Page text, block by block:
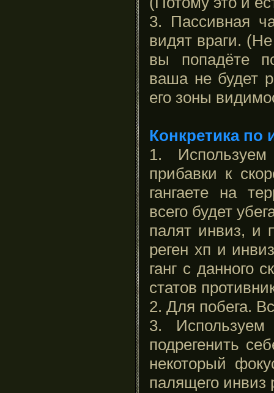
3. Пассивная
видят враги.
вы попадёте
ваша не будет
его зоны
Конкретика по
1.
прибавки к
гангаете на
всего будет
палят инвиз, и
реген хп и
ганг с данного
статов
2. Для побега.
3.
подрегенить
некоторый
палящего